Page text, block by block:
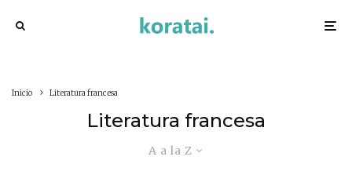
Inicio Literatura francesa
Literatura francesa
A a la Z